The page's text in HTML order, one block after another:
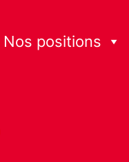
Nos positions